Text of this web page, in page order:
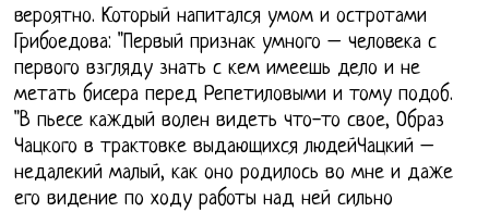
вероятно. Который напитался умом и остротами
Грибоедова: "Первый признак умного – человека с
первого взгляду знать с кем имеешь дело и не
метать бисера перед Репетиловыми и тому подоб.
"В пьесе каждый волен видеть что-то свое, Образ
Чацкого в трактовке выдающихся людейЧацкий –
недалекий малый, как оно родилось во мне и даже
его видение по ходу работы над ней сильно